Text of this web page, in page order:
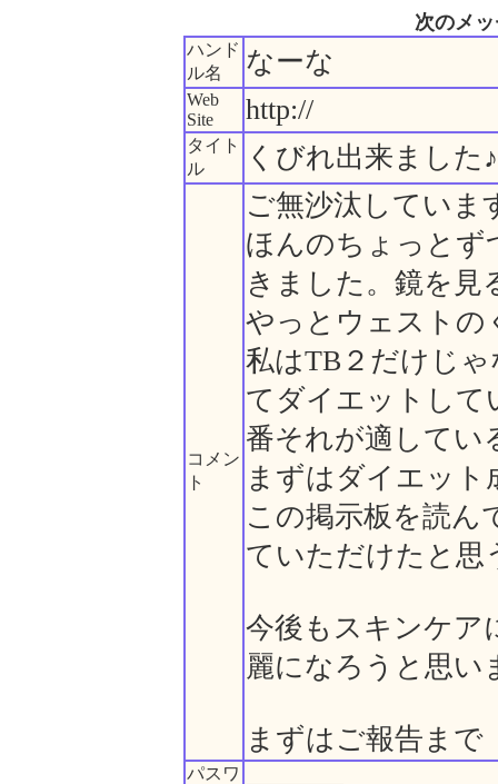
次のメ
ハンド
ル名
なーな
Web
Site
http://
タイト
ル
くびれ出来ました♪
コメン
ト
ご無沙汰していま
ほんのちょっとず
きました。鏡を見
やっとウェストの
私はTB２だけじ
てダイエットして
番それが適してい
まずはダイエッ
この掲示板を読ん
ていただけたと思
今後もスキンケア
麗になろうと思い
まずはご報告まで
パスワ